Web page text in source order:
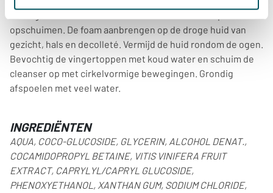
opschuimen. De foam aanbrengen op de droge huid van
gezicht, hals en decolleté. Vermijd de huid rondom de ogen.
Bevochtig de vingertoppen met koud water en schuim de
cleanser op met cirkelvormige bewegingen. Grondig
afspoelen met veel water.
INGREDIËNTEN
AQUA, COCO-GLUCOSIDE, GLYCERIN, ALCOHOL DENAT.,
COCAMIDOPROPYL BETAINE, VITIS VINIFERA FRUIT
EXTRACT, CAPRYLYL/CAPRYL GLUCOSIDE,
PHENOXYETHANOL, XANTHAN GUM, SODIUM CHLORIDE,